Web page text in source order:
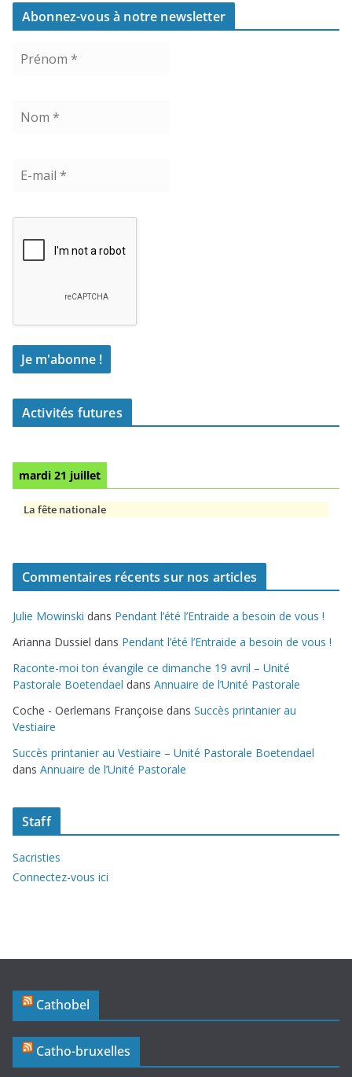
Abonnez-vous à notre newsletter
Activités futures
mardi 21 juillet
La fête nationale
Commentaires récents sur nos articles
Julie Mowinski dans Pendant l’été l’Entraide a besoin de vous !
Arianna Dussiel dans Pendant l’été l’Entraide a besoin de vous !
Raconte-moi ton évangile ce dimanche 19 avril – Unité
Pastorale Boetendael dans Annuaire de l’Unité Pastorale
Coche - Oerlemans Françoise dans Succès printanier au
Vestiaire
Succès printanier au Vestiaire – Unité Pastorale Boetendael
dans Annuaire de l’Unité Pastorale
Staff
Sacristies
Connectez-vous ici
Cathobel
Catho-bruxelles